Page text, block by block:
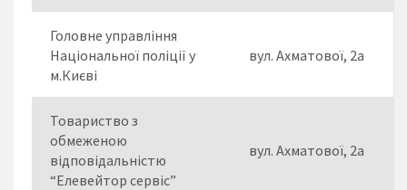
Головне управління
Національної поліції у
м.Києві
вул. Ахматової, 2а
Товариство з
обмеженою
відповідальністю
“Елевейтор сервіс”
вул. Ахматової, 2а